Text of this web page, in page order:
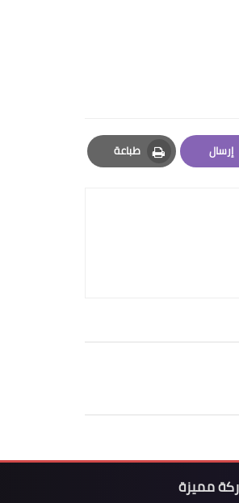
إرسال
Email
طباعة
Print
مميزة